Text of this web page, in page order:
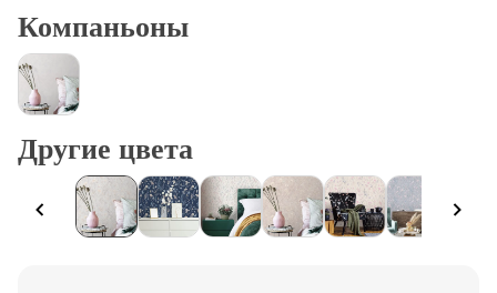
Компаньоны
Другие цвета